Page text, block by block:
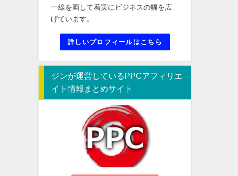
一線を画して着実にビジネスの幅を広
げています。
詳しいプロフィールはこちら
ジンが運営しているPPCアフィリエ
イト情報まとめサイト